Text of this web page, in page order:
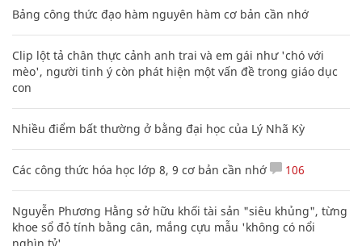
Bảng công thức đạo hàm nguyên hàm cơ bản cần nhớ
Clip lột tả chân thực cảnh anh trai và em gái như 'chó với
mèo', người tinh ý còn phát hiện một vấn đề trong giáo dục
con
Nhiều điểm bất thường ở bằng đại học của Lý Nhã Kỳ
Các công thức hóa học lớp 8, 9 cơ bản cần nhớ 106
Nguyễn Phương Hằng sở hữu khối tài sản "siêu khủng", từng
khoe sổ đỏ tính bằng cân, mắng cựu mẫu 'không có nổi
nghìn tỷ'